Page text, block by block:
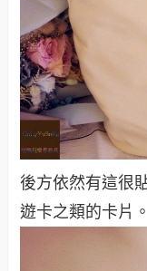
後方依然有這很
遊卡之類的卡片。